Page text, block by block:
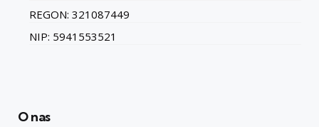
REGON: 321087449
NIP: 5941553521
O nas